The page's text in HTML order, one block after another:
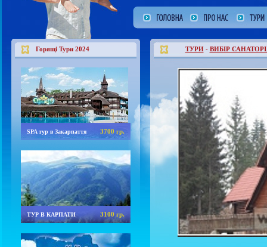
Горящі Тури 2024
SPA тур в Закарпаття 3700 гр.
ТУР В КАРПАТИ 3100 гр.
ТУРИ- ВИБІР